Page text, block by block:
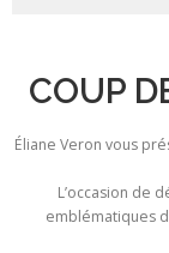
COUP
Éliane Veron vous
L’occasion de
emblématiques